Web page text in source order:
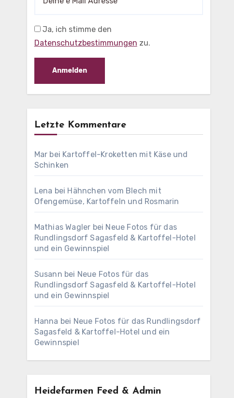
Ja, ich stimme den
Datenschutzbestimmungen zu.
Letzte Kommentare
Mar bei Kartoffel-Kroketten mit Käse und
Schinken
Lena bei Hähnchen vom Blech mit
Ofengemüse, Kartoffeln und Rosmarin
Mathias Wagler bei Neue Fotos für das
Rundlingsdorf Sagasfeld & Kartoffel-Hotel
und ein Gewinnspiel
Susann bei Neue Fotos für das
Rundlingsdorf Sagasfeld & Kartoffel-Hotel
und ein Gewinnspiel
Hanna bei Neue Fotos für das Rundlingsdorf
Sagasfeld & Kartoffel-Hotel und ein
Gewinnspiel
Heidefarmen Feed & Admin